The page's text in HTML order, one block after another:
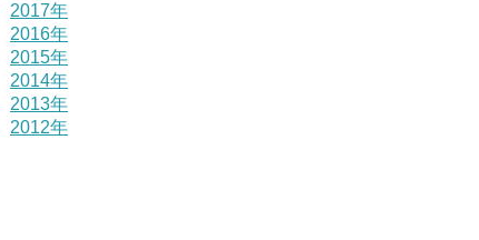
2017年
2016年
2015年
2014年
2013年
2012年